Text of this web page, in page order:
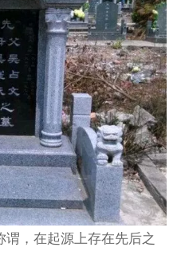
谓，在起源上存在先后之